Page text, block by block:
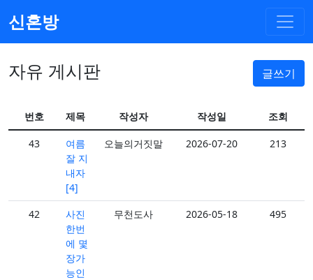
신혼방
자유 게시판 글쓰기
번호 제목 작성자 작성일 조회
43
여름
잘 지
내자
[4]
오늘의거짓말 2026-07-20 213
42
사진
한번
에 몇
장가
능인
무천도사 2026-05-18 495